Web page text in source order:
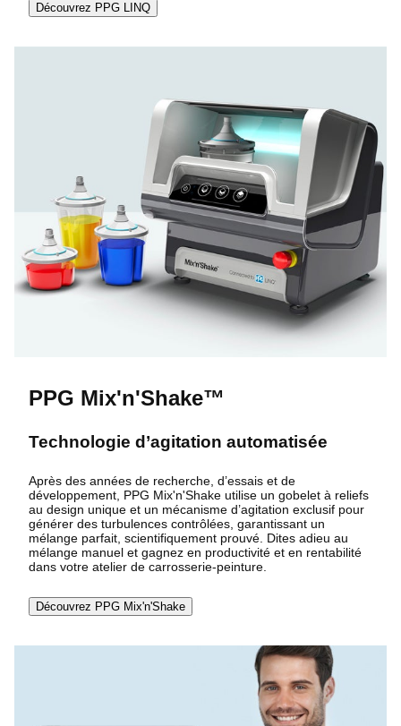
Découvrez PPG LINQ
PPG Mix'n'Shake™
Technologie d’agitation automatisée
Après des années de recherche, d’essais et de
développement, PPG Mix'n'Shake utilise un gobelet à reliefs
au design unique et un mécanisme d’agitation exclusif pour
générer des turbulences contrôlées, garantissant un
mélange parfait, scientifiquement prouvé. Dites adieu au
mélange manuel et gagnez en productivité et en rentabilité
dans votre atelier de carrosserie-peinture.
Découvrez PPG Mix'n'Shake